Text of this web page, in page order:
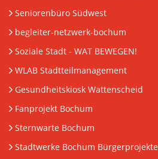
Seniorenbüro Südwest
begleiter-netzwerk-bochum
Soziale Stadt - WAT BEWEGEN!
WLAB Stadtteilmanagement
Gesundheitskiosk Wattenscheid
Fanprojekt Bochum
Sternwarte Bochum
Stadtwerke Bochum Bürgerprojekte